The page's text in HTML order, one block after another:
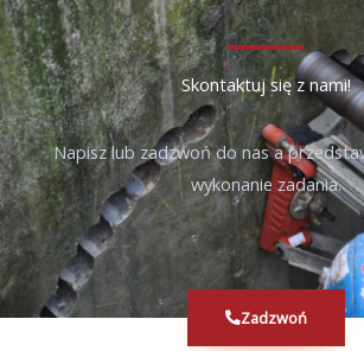
Skontaktuj się z nami!
Napisz lub zadzwoń do nas a
wykonanie zadania.
Zadzwoń